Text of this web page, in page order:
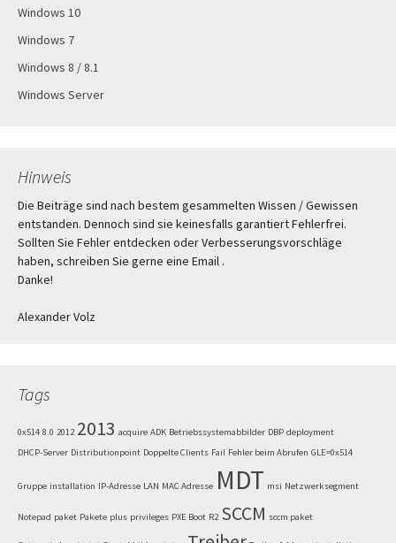
Windows 10
Windows 7
Windows 8 / 8.1
Windows Server
Hinweis
Die Beiträge sind nach bestem gesammelten Wissen / Gewissen
entstanden. Dennoch sind sie keinesfalls garantiert Fehlerfrei.
Sollten Sie Fehler entdecken oder Verbesserungsvorschläge
haben, schreiben Sie gerne eine Email .
Danke!
Alexander Volz
Tags
0x514 8.0 2012 2013 acquire ADK Betriebssystemabbilder DBP deployment
DHCP-Server Distributionpoint Doppelte Clients Fail Fehler beim Abrufen GLE=0x514
Gruppe installation IP-Adresse LAN MAC Adresse MDT msi Netzwerksegment
Notepad paket Pakete plus privileges PXE Boot R2 SCCM sccm paket